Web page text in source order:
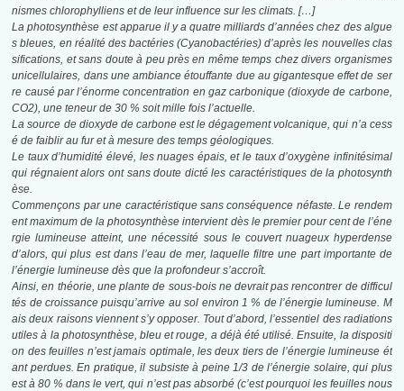
nismes chlorophylliens et de leur influencesur les climats. […]
La photosynthèse est apparue il y a quatre milliards d’années chez des algue
s bleues, en réalité des bactéries (Cyanobactéries) d’après les nouvelles clas
sifications, et sans doute à peu près en même temps chez divers organismes
unicellulaires, dans uneambiance étouffante due au gigantesque effet de ser
re causé par l’énorme concentration en gaz carbonique (dioxyde de carbone,
CO2), une teneur de 30 % soit mille fois l’actuelle.
La source de dioxyde de carbone est le dégagement volcanique, qui n’a cess
é de faiblirau fur et à mesure des temps géologiques.
Le taux d’humidité élevé, les nuages épais, et le taux d’oxygène infinitésimal
qui régnaient alors ont sans doute dicté les caractéristiques de la photosynth
èse.
Commençons par une caractéristique sans conséquence néfaste. Le rendem
ent maximum de la photosynthèse intervient dès le premier pour cent de l’éne
rgie lumineuse atteint, une nécessité sous le couvert nuageux hyperdense
d’alors, qui plus est dans l’eau de mer, laquelle filtre une part importante de
l’énergie lumineuse dès que la profondeur s’accroît.
Ainsi, en théorie, une plante de sous-bois ne devrait pas rencontrer de difficul
tés decroissance puisqu’arrive au sol environ 1 % de l’énergie lumineuse. M
ais deux raisons viennent s’y opposer. Tout d’abord, l’essentiel des radiations
utiles à la photosynthèse,bleu et rouge, a déjà été utilisé. Ensuite, la dispositi
on des feuilles n’est jamais optimale, les deux tiers de l’énergie lumineuse ét
ant perdues. En pratique, il subsiste à peine 1/3 de l’énergie solaire, qui plus
est à 80 % dans le vert, qui n’est pas absorbé (c’est pourquoi les feuilles nous